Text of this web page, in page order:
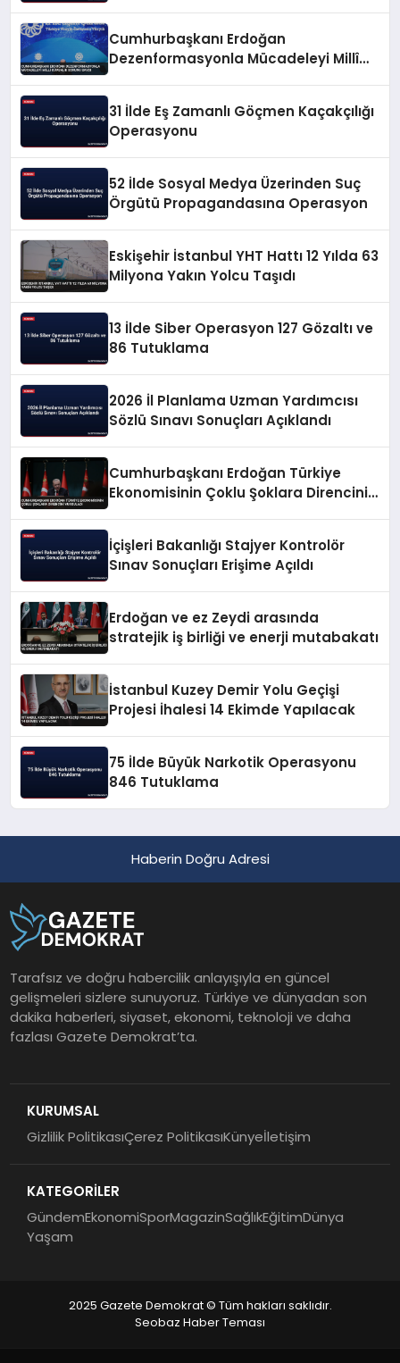
Cumhurbaşkanı Erdoğan
Dezenformasyonla Mücadeleyi Millî
31 İlde Eş Zamanlı Göçmen Kaçakçılığı
Operasyonu
52 İlde Sosyal Medya Üzerinden Suç
Örgütü Propagandasına Operasyon
Eskişehir İstanbul YHT Hattı 12 Yılda 63
Milyona Yakın Yolcu Taşıdı
13 İlde Siber Operasyon 127 Gözaltı ve
86 Tutuklama
2026 İl Planlama Uzman Yardımcısı
Sözlü Sınavı Sonuçları Açıklandı
Cumhurbaşkanı Erdoğan Türkiye
Ekonomisinin Çoklu Şoklara Direncini
İçişleri Bakanlığı Stajyer Kontrolör
Sınav Sonuçları Erişime Açıldı
Erdoğan ve ez Zeydi arasında
stratejik iş birliği ve enerji mutabakatı
İstanbul Kuzey Demir Yolu Geçişi
Projesi İhalesi 14 Ekimde Yapılacak
75 İlde Büyük Narkotik Operasyonu
846 Tutuklama
Haberin Doğru Adresi
Tarafsız ve doğru habercilik anlayışıyla en güncel
gelişmeleri sizlere sunuyoruz. Türkiye ve dünyadan son
dakika haberleri, siyaset, ekonomi, teknoloji ve daha
fazlası Gazete Demokrat’ta.
KURUMSAL
Gizlilik PolitikasıÇerez PolitikasıKünyeİletişim
KATEGORİLER
GündemEkonomiSporMagazinSağlıkEğitimDünya
Yaşam
2025 Gazete Demokrat © Tüm hakları saklıdır.
Seobaz Haber Teması